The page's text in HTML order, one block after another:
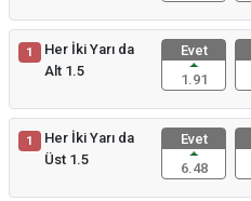
1
Her İki Yarı da
Alt 1.5
Evet
1.91
1
Her İki Yarı da
Üst 1.5
Evet
6.48